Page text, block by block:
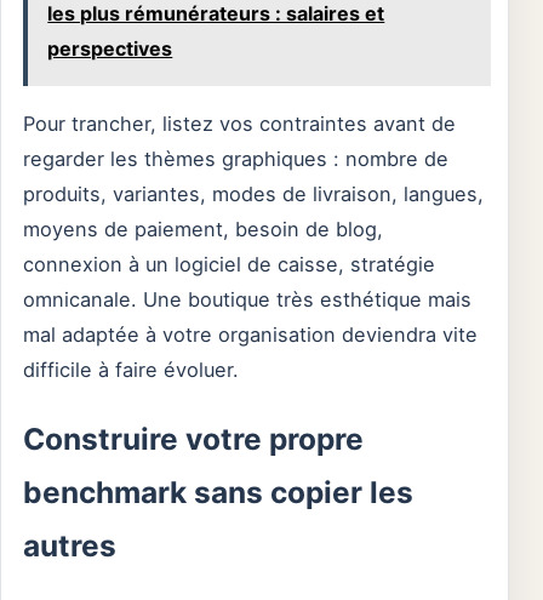
les plus rémunérateurs : salaires et
perspectives
Pour trancher, listez vos contraintes avant de
regarder les thèmes graphiques : nombre de
produits, variantes, modes de livraison, langues,
moyens de paiement, besoin de blog,
connexion à un logiciel de caisse, stratégie
omnicanale. Une boutique très esthétique mais
mal adaptée à votre organisation deviendra vite
difficile à faire évoluer.
Construire votre propre
benchmark sans copier les
autres